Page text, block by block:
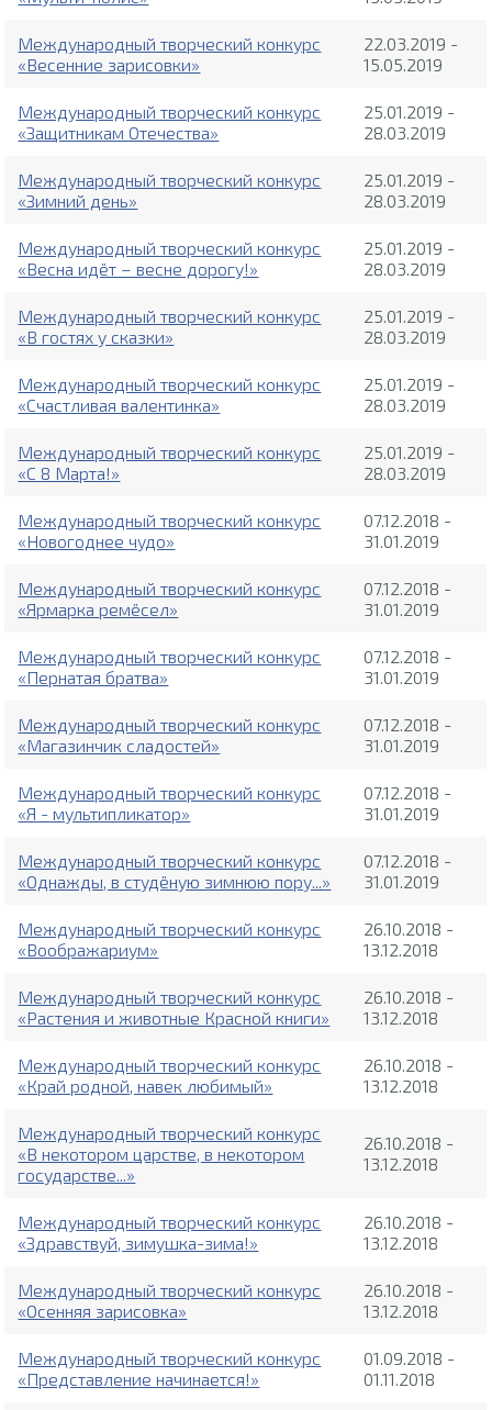
Международный творческий конкурс
«Весенние зарисовки»
22.03.2019 -
15.05.2019
Международный творческий конкурс
«Защитникам Отечества»
25.01.2019 -
28.03.2019
Международный творческий конкурс
«Зимний день»
25.01.2019 -
28.03.2019
Международный творческий конкурс
«Весна идёт – весне дорогу!»
25.01.2019 -
28.03.2019
Международный творческий конкурс
«В гостях у сказки»
25.01.2019 -
28.03.2019
Международный творческий конкурс
«Счастливая валентинка»
25.01.2019 -
28.03.2019
Международный творческий конкурс
«С 8 Марта!»
25.01.2019 -
28.03.2019
Международный творческий конкурс
«Новогоднее чудо»
07.12.2018 -
31.01.2019
Международный творческий конкурс
«Ярмарка ремёсел»
07.12.2018 -
31.01.2019
Международный творческий конкурс
«Пернатая братва»
07.12.2018 -
31.01.2019
Международный творческий конкурс
«Магазинчик сладостей»
07.12.2018 -
31.01.2019
Международный творческий конкурс
«Я - мультипликатор»
07.12.2018 -
31.01.2019
Международный творческий конкурс
«Однажды, в студёную зимнюю пору...»
07.12.2018 -
31.01.2019
Международный творческий конкурс
«Воображариум»
26.10.2018 -
13.12.2018
Международный творческий конкурс
«Растения и животные Красной книги»
26.10.2018 -
13.12.2018
Международный творческий конкурс
«Край родной, навек любимый»
26.10.2018 -
13.12.2018
Международный творческий конкурс
«В некотором царстве, в некотором
государстве...»
26.10.2018 -
13.12.2018
Международный творческий конкурс
«Здравствуй, зимушка-зима!»
26.10.2018 -
13.12.2018
Международный творческий конкурс
«Осенняя зарисовка»
26.10.2018 -
13.12.2018
Международный творческий конкурс
«Представление начинается!»
01.09.2018 -
01.11.2018